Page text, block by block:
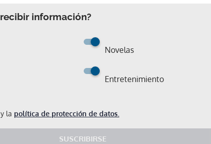
información?
Novelas
Entretenimiento
y la política de protección de datos.
SUSCRIBIRSE